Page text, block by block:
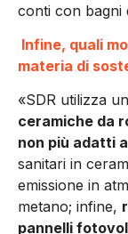
conti con bagni
Infine, quali
materia di
«SDR utilizza un
ceramiche da
non più adatti
sanitari in
emissione in
metano; infine,
pannelli